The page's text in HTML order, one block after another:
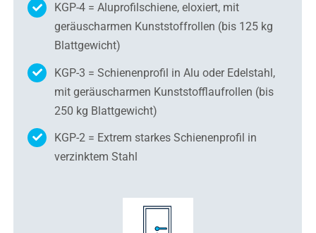
KGP-4 = Aluprofilschiene, eloxiert, mit
geräuscharmen Kunststoffrollen (bis 125 kg
Blattgewicht)
KGP-3 = Schienenprofil in Alu oder Edelstahl,
mit geräuscharmen Kunststofflaufrollen (bis
250 kg Blattgewicht)
KGP-2 = Extrem starkes Schienenprofil in
verzinktem Stahl